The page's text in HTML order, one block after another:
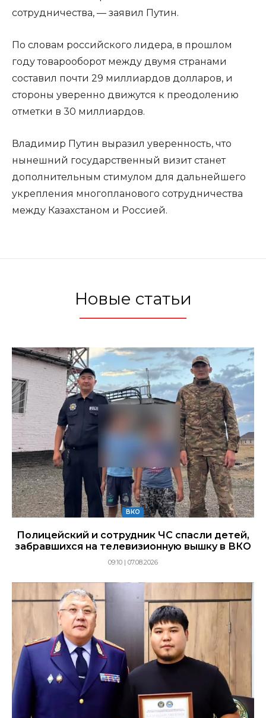
сотрудничества, — заявил Путин.
По словам российского лидера, в прошлом
году товарооборот между двумя странами
составил почти 29 миллиардов долларов, и
стороны уверенно движутся к преодолению
отметки в 30 миллиардов.
Владимир Путин выразил уверенность, что
нынешний государственный визит станет
дополнительным стимулом для дальнейшего
укрепления многопланового сотрудничества
между Казахстаном и Россией.
Новые статьи
ВКО
Полицейский и сотрудник ЧС спасли детей,
забравшихся на телевизионную вышку в ВКО
09:10 | 07.08.2026